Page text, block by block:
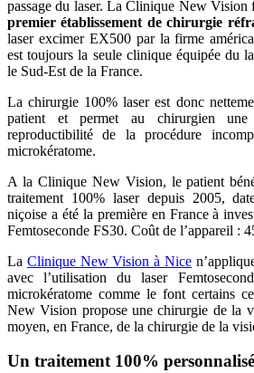
passage du laser. La Clinique New Vision
premier établissement de chirurgie
laser excimer EX500 par la firme
est toujours la seule clinique équipée du
le Sud-Est de la France.
La chirurgie 100% laser est donc
patient et permet au chirurgien une
reproductibilité de la procédure
microkératome.
A la Clinique New Vision, le patient
traitement 100% laser depuis 2005,
niçoise a été la première en France à
Femtoseconde FS30. Coût de l’appareil :
La Clinique New Vision à Nice
avec l’utilisation du laser
microkératome comme le font certains
New Vision propose une chirurgie de la
moyen, en France, de la chirurgie de la
Un traitement 100% personnalisé